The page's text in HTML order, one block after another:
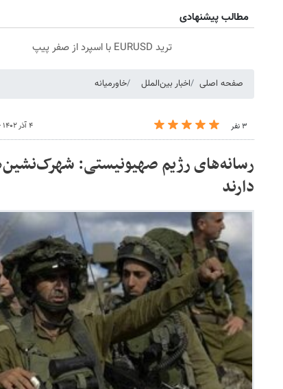
مطالب پیشنهادی
ترید EURUSD با اسپرد از صفر پیپ
صفحه اصلی اخبار بین‌الملل خاورمیانه
۳ نفر ۴ آذر ۱۴۰۲ - ۱۹:۱۳
رسانه‌های رژیم صهیونیستی:
دارند